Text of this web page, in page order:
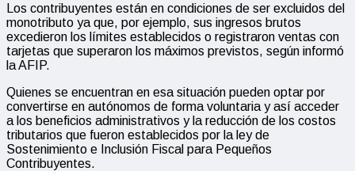
Los contribuyentes están en condiciones de ser excluidos del
monotributo ya que, por ejemplo, sus ingresos brutos
excedieron los límites establecidos o registraron ventas con
tarjetas que superaron los máximos previstos, según informó
la AFIP.
Quienes se encuentran en esa situación pueden optar por
convertirse en autónomos de forma voluntaria y así acceder
a los beneficios administrativos y la reducción de los costos
tributarios que fueron establecidos por la ley de
Sostenimiento e Inclusión Fiscal para Pequeños
Contribuyentes.